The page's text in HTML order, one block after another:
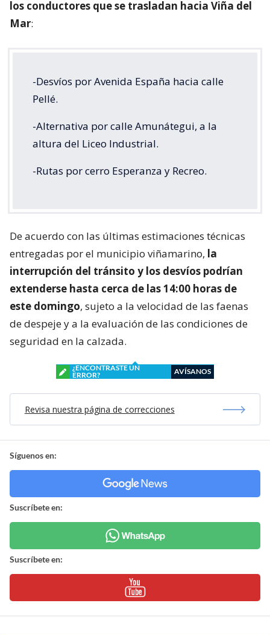
los conductores que se trasladan hacia Viña del
Mar:
-Desvíos por Avenida España hacia calle
Pellé.
-Alternativa por calle Amunátegui, a la
altura del Liceo Industrial.
-Rutas por cerro Esperanza y Recreo.
De acuerdo con las últimas estimaciones técnicas
entregadas por el municipio viñamarino, la
interrupción del tránsito y los desvíos podrían
extenderse hasta cerca de las 14:00 horas de
este domingo, sujeto a la velocidad de las faenas
de despeje y a la evaluación de las condiciones de
seguridad en la calzada.
¿ENCONTRASTE UN
ERROR?
AVÍSANOS
Revisa nuestra página de correcciones
Síguenos en:
Suscríbete en:
Suscríbete en: